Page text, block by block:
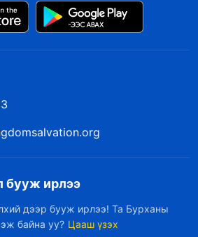
бууж ирлээ
дээр бууж ирлээ! Та Бурханы
байна уу? Цааш үзэх